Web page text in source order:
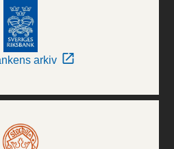
arkiv